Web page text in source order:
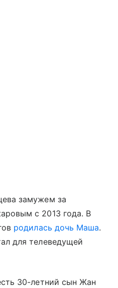
замужем за
с 2013 года. В
родилась дочь Маша.
для телеведущей
30-летний сын Жан